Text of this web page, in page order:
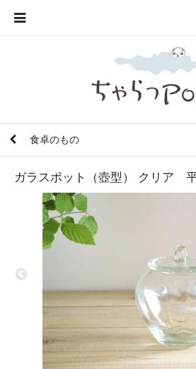
食卓のもの
ガラスポット（壺型） クリア